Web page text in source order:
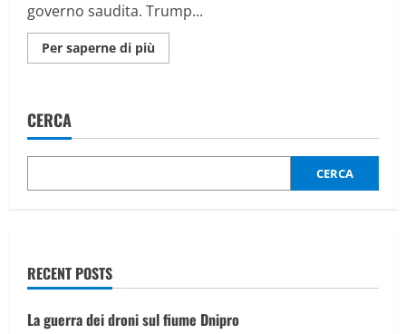
governo saudita. Trump...
Per saperne di più
informazioni
da
domanda
Khashoggi:
CERCA
CERCA
RECENT POSTS
La guerra dei droni sul fiume Dnipro